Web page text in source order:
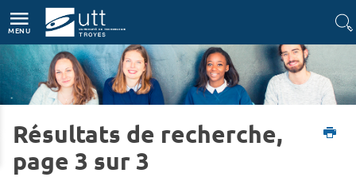
MENU
Accueil L'UTT L'UTT en bref
Résultats de recherche,
page 3 sur 3